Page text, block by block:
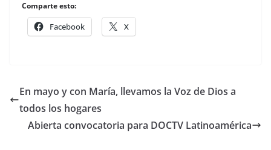
Comparte esto:
Facebook X
En mayo y con María, llevamos la Voz de Dios a
todos los hogares
Abierta convocatoria para DOCTV Latinoamérica